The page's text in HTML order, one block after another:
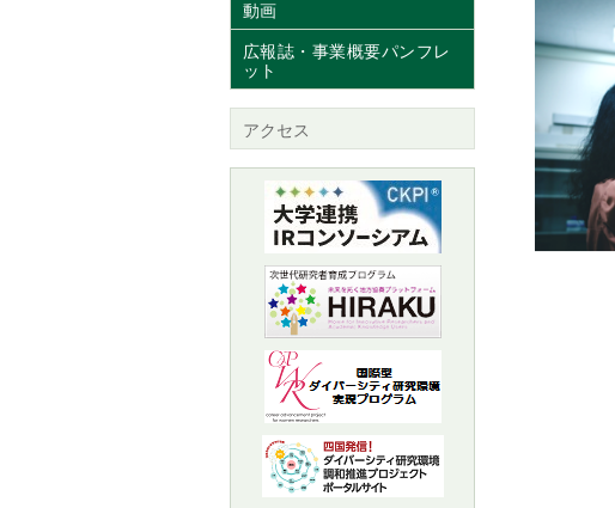
動画
広報誌・事業概要パンフレ
ット
アクセス